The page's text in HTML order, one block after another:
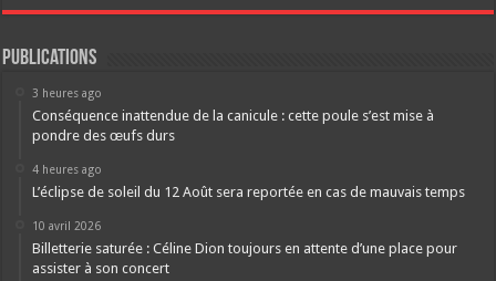
Publications
3 heures ago
Conséquence inattendue de la canicule : cette poule s’est mise à
pondre des œufs durs
4 heures ago
L’éclipse de soleil du 12 Août sera reportée en cas de mauvais temps
10 avril 2026
Billetterie saturée : Céline Dion toujours en attente d’une place pour
assister à son concert